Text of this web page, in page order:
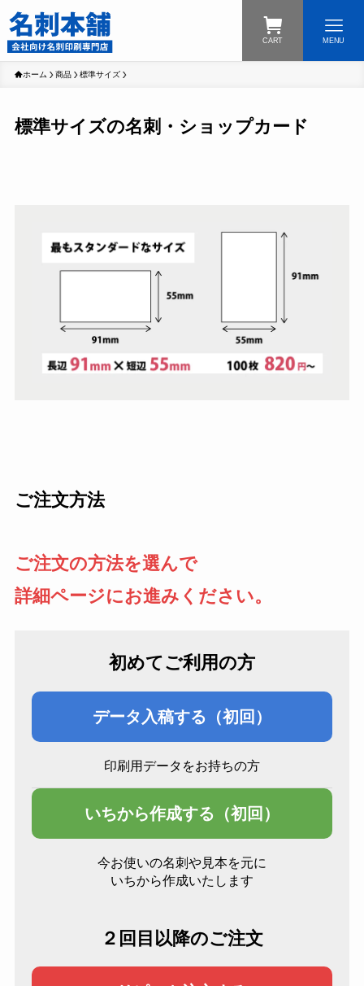
CART MENU
ホーム 商品 標準サイズ
標準サイズの名刺・ショップカード
ご注文方法
ご注文の方法を選んで
詳細ページにお進みください。
初めてご利用の方
データ入稿する（初回）
印刷用データをお持ちの方
いちから作成する（初回）
今お使いの名刺や見本を元に
いちから作成いたします
２回目以降のご注文